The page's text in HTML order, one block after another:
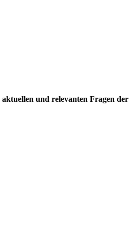
aktuellen und relevanten Fragen